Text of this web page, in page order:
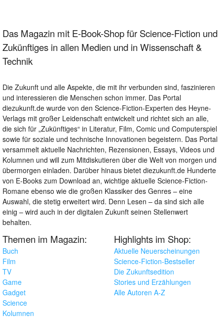
Das Magazin mit E-Book-Shop für Science-Fiction und
Zukünftiges in allen Medien und in Wissenschaft &
Technik
Die Zukunft und alle Aspekte, die mit ihr verbunden sind, faszinieren
und interessieren die Menschen schon immer. Das Portal
diezukunft.de wurde von den Science-Fiction-Experten des Heyne-
Verlags mit großer Leidenschaft entwickelt und richtet sich an alle,
die sich für „Zukünftiges“ in Literatur, Film, Comic und Computerspiel
sowie für soziale und technische Innovationen begeistern. Das Portal
versammelt aktuelle Nachrichten, Rezensionen, Essays, Videos und
Kolumnen und will zum Mitdiskutieren über die Welt von morgen und
übermorgen einladen. Darüber hinaus bietet diezukunft.de Hunderte
von E-Books zum Download an, wichtige aktuelle Science-Fiction-
Romane ebenso wie die großen Klassiker des Genres – eine
Auswahl, die stetig erweitert wird. Denn Lesen – da sind sich alle
einig – wird auch in der digitalen Zukunft seinen Stellenwert
behalten.
Themen im Magazin:
Buch
Film
TV
Game
Gadget
Science
Kolumnen
Highlights im Shop:
Aktuelle Neuerscheinungen
Science-Fiction-Bestseller
Die Zukunftsedition
Stories und Erzählungen
Alle Autoren A-Z